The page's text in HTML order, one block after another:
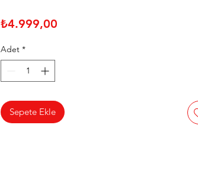
₺4.999,00
Adet *
Sepete Ekle